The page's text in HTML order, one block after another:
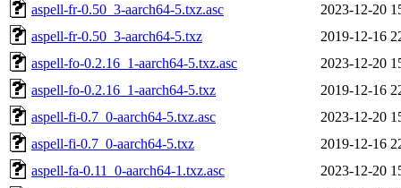
aspell-fr-0.50_3-aarch64-5.txz.asc
2023-12-20
aspell-fr-0.50_3-aarch64-5.txz
2019-12-16
aspell-fo-0.2.16_1-aarch64-5.txz.asc
2023-12-20
aspell-fo-0.2.16_1-aarch64-5.txz
2019-12-16
aspell-fi-0.7_0-aarch64-5.txz.asc
2023-12-20
aspell-fi-0.7_0-aarch64-5.txz
2019-12-16
aspell-fa-0.11_0-aarch64-1.txz.asc
2023-12-20